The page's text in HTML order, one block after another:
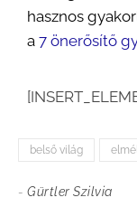
hasznos
a 7 önerősítő
belső világ
- Gürtler Szilvia